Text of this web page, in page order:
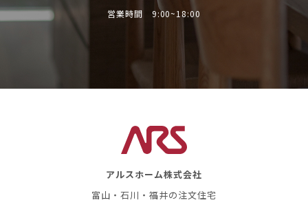
営業時間 9:00~18:00
アルスホーム株式会社
富山・石川・福井の注文住宅